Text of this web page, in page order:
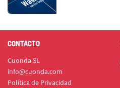
CONTACTO
Cuonda SL
info@cuonda.com
Política de Privacidad